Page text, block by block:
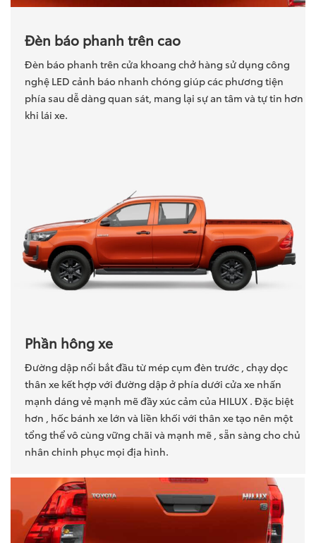
Đèn báo phanh trên cao
Đèn báo phanh trên cửa khoang chở hàng sử dụng công
nghệ LED cảnh báo nhanh chóng giúp các phương tiện
phía sau dễ dàng quan sát, mang lại sự an tâm và tự tin hơn
khi lái xe.
Phần hông xe
Đường dập nổi bắt đầu từ mép cụm đèn trước , chạy dọc
thân xe kết hợp với đường dập ở phía dưới cửa xe nhấn
mạnh dáng vẻ mạnh mẽ đầy xúc cảm của HILUX . Đặc biệt
hơn , hốc bánh xe lớn và liền khối với thân xe tạo nên một
tổng thể vô cùng vững chãi và mạnh mẽ , sẵn sàng cho chủ
nhân chinh phục mọi địa hình.